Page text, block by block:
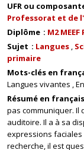
UFR ou
Professorat et de
Diplôme
M2
Sujet
Langues
primaire
Mots-clés en
Langues vivantes
Résumé en français
pas communiquer.
auditoire. Il a à sa
expressions faciales
recherche, il est